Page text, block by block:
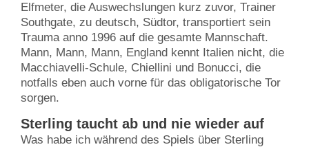
Elfmeter, die Auswechslungen kurz zuvor, Trainer
Southgate, zu deutsch, Südtor, transportiert sein
Trauma anno 1996 auf die gesamte Mannschaft.
Mann, Mann, Mann, England kennt Italien nicht, die
Macchiavelli-Schule, Chiellini und Bonucci, die
notfalls eben auch vorne für das obligatorische Tor
sorgen.
Sterling taucht ab und nie wieder auf
Was habe ich während des Spiels über Sterling